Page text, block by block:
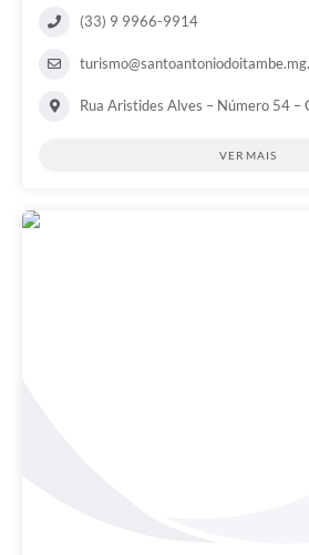
(33) 9 9966-9914
Rua Aristides Alves – Número 54 –
VER MAIS